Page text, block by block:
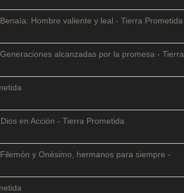
Hombre valiente y leal - Tierra Prometida
alcanzadas por la promesa - Tierra
en Acción - Tierra Prometida
y Onésimo, hermanos para siempre -